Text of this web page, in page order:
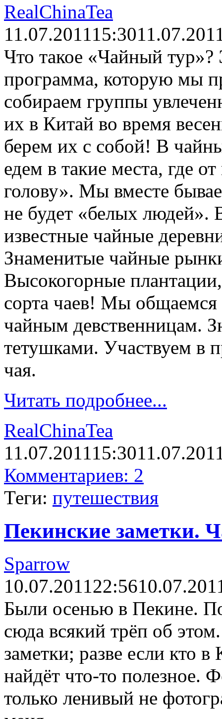
RealChinaTea
11.07.201115:30
Что такое «Чайный
программа, которую мы
собираем группы
их в Китай во время
берем их с собой! В
едем в такие места, где
голову». Мы вместе
не будет «белых людей».
известные чайные
Знаменитые чайные
Высокогорные
сорта чаев! Мы
чайным девственницам.
тетушками. Участвуем в
чая.
Читать подробнее...
RealChinaTea
11.07.201115:30
Комментариев: 2
Теги: путешествия
Пекинские заметки.
Sparrow
10.07.201122:56
Были осенью в Пекине.
сюда всякий трёп об
заметки; разве если кто
найдёт что-то полезное.
только ленивый не